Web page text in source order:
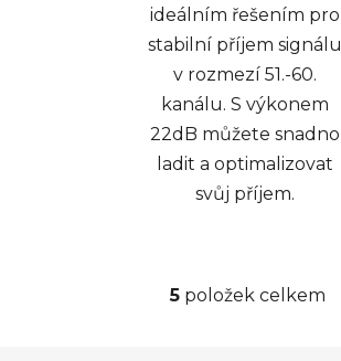
ideálním řešením pro
stabilní příjem signálu
v rozmezí 51.-60.
kanálu. S výkonem
22dB můžete snadno
ladit a optimalizovat
svůj příjem.
O
5položek celkem